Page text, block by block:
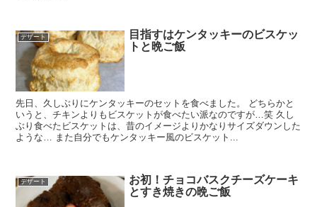
デザート
目指すはケンタッキーのビスケッ
トと晩ご飯
先日、久しぶりにケンタッキーのセットを食べました。 どちらかと
いうと、チキンよりもビスケットが食べたい派なのですが…笑 久し
ぶり食べたビスケットは、昔のイメージよりかなりサイズダウンした
ような… また自分でもケンタッキー風のビスケット...
デザート
お初！チョコバスクチーズケーキ
とすき焼きの晩ご飯